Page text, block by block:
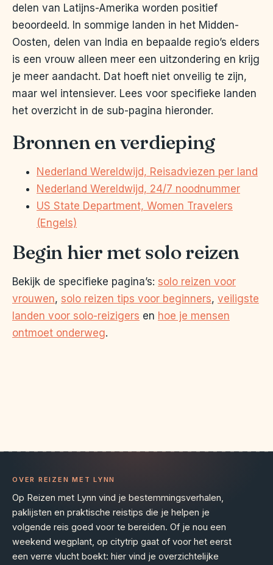
delen van Latijns-Amerika worden positief
beoordeeld. In sommige landen in het Midden-
Oosten, delen van India en bepaalde regio’s elders
is een vrouw alleen meer een uitzondering en krijg
je meer aandacht. Dat hoeft niet onveilig te zijn,
maar wel intensiever. Lees voor specifieke landen
het overzicht in de sub-pagina hieronder.
Bronnen en verdieping
Nederland Wereldwijd, Reisadviezen per land
Nederland Wereldwijd, 24/7 noodnummer
US State Department, Women Travelers
(Engels)
Begin hier met solo reizen
Bekijk de specifieke pagina’s: solo reizen voor
vrouwen, solo reizen tips voor beginners, veiligste
landen voor solo-reizigers en hoe je mensen
ontmoet onderweg.
OVER REIZEN MET LYNN
Op Reizen met Lynn vind je bestemmingsverhalen,
paklijsten en praktische reistips die je helpen je
volgende reis goed voor te bereiden. Of je nou een
weekend wegplant, op citytrip gaat of voor het eerst
een verre vlucht boekt: hier vind je overzichtelijke